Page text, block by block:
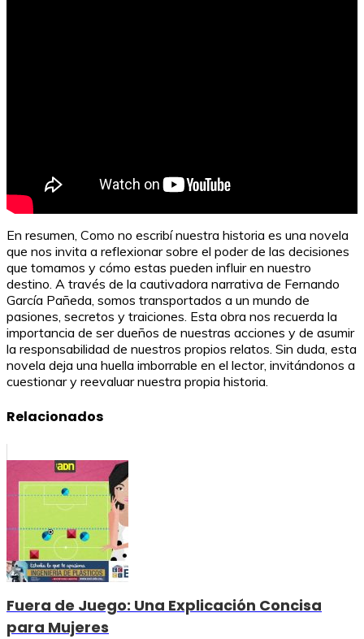
En resumen, Como no escribí nuestra historia es una novela
que nos invita a reflexionar sobre el poder de las decisiones
que tomamos y cómo estas pueden influir en nuestro
destino. A través de la cautivadora narrativa de Fernando
García Pañeda, somos transportados a un mundo de
pasiones, secretos y traiciones. Esta obra nos recuerda la
importancia de ser dueños de nuestras acciones y de asumir
la responsabilidad de nuestros propios relatos. Sin duda, esta
novela deja una huella imborrable en el lector, invitándonos a
cuestionar y reevaluar nuestra propia historia.
Relacionados
Fuera de Juego: Una Explicación Concisa
para Mujeres